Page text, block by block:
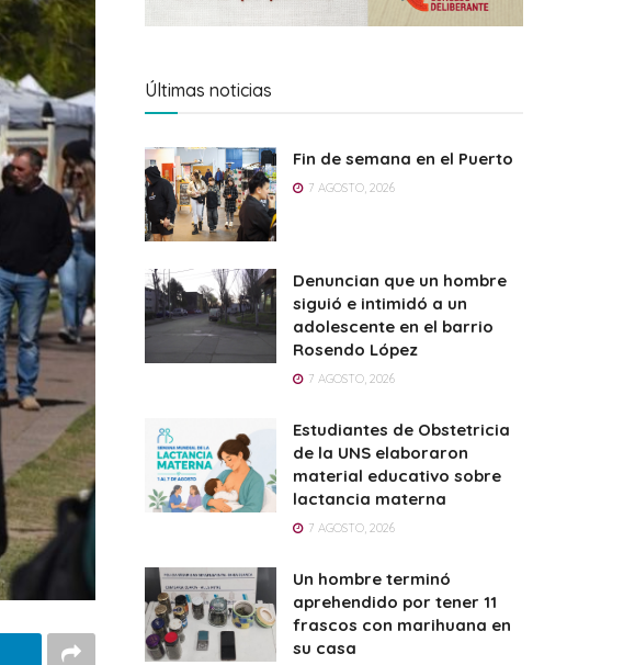
Últimas noticias
Fin de semana en el Puerto
7 AGOSTO, 2026
Denuncian que un hombre
siguió e intimidó a un
adolescente en el barrio
Rosendo López
7 AGOSTO, 2026
Estudiantes de Obstetricia
de la UNS elaboraron
material educativo sobre
lactancia materna
7 AGOSTO, 2026
Un hombre terminó
aprehendido por tener 11
frascos con marihuana en
su casa